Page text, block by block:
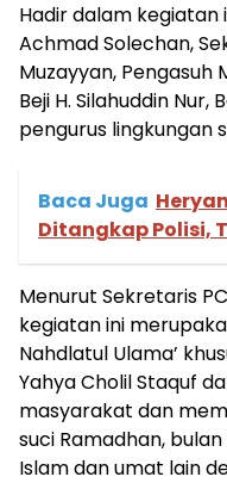
Hadir dalam kegiatan
Achmad Solechan,
Muzayyan, Pengasuh
Beji H. Silahuddin Nur,
pengurus lingkungan
Baca Juga
Ditangkap Polisi,
Menurut Sekretaris
kegiatan ini
Nahdlatul Ulama’
Yahya Cholil Staquf
masyarakat dan
suci Ramadhan,
Islam dan umat lain